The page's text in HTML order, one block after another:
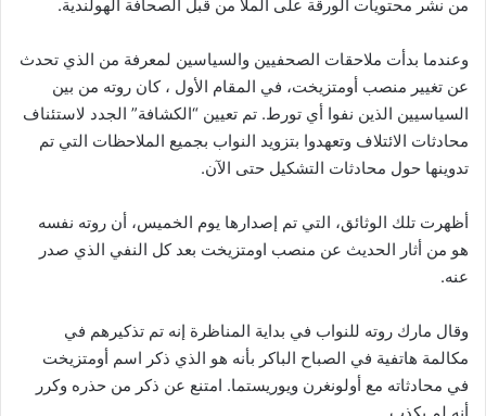
من نشر محتويات الورقة على الملأ من قبل الصحافة الهولندية.
وعندما بدأت ملاحقات الصحفيين والسياسين لمعرفة من الذي تحدث
عن تغيير منصب أومتزيخت، في المقام الأول ، كان روته من بين
السياسيين الذين نفوا أي تورط. تم تعيين “الكشافة” الجدد لاستئناف
محادثات الائتلاف وتعهدوا بتزويد النواب بجميع الملاحظات التي تم
تدوينها حول محادثات التشكيل حتى الآن.
أظهرت تلك الوثائق، التي تم إصدارها يوم الخميس، أن روته نفسه
هو من أثار الحديث عن منصب اومتزيخت بعد كل النفي الذي صدر
عنه.
وقال مارك روته للنواب في بداية المناظرة إنه تم تذكيرهم في
مكالمة هاتفية في الصباح الباكر بأنه هو الذي ذكر اسم أومتزيخت
في محادثاته مع أولونغرن ويوريستما. امتنع عن ذكر من حذره وكرر